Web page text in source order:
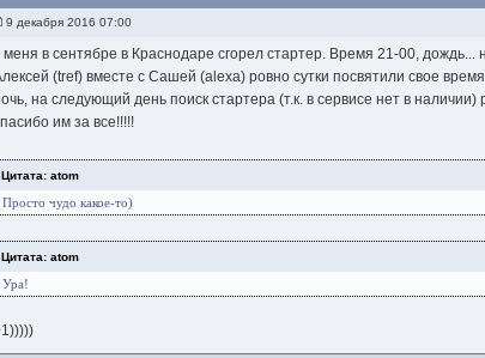
9 декабря 2016 07:00
меня в сентябре в Краснодаре сгорел стартер. Время 21-00, дождь...
(tref) вместе с Сашей (alexa) ровно сутки посвятили свое
на следующий день поиск стартера (т.к. в сервисе нет в
им за все!!!!!
Цитата: atom
Просто чудо какое-то)
Цитата: atom
Ура!